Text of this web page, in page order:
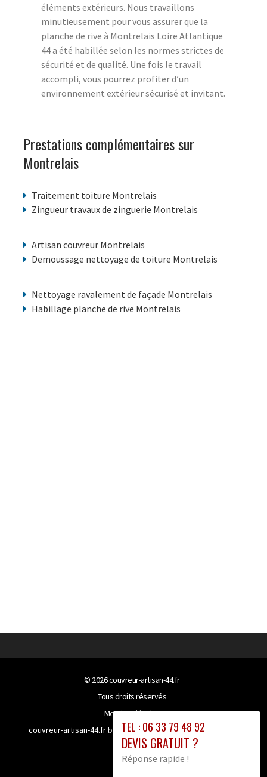
éléments extérieurs. Nous travaillons
minutieusement pour vous assurer que la
planche de rive à Montrelais Loire Atlantique
44 a été habillée selon les normes strictes de
sécurité et de qualité. Une fois le travail
accompli, vous pourrez profiter d’un
environnement extérieur sécurisé et invitant.
Prestations complémentaires sur
Montrelais
Traitement toiture Montrelais
Zingueur travaux de zinguerie Montrelais
Artisan couvreur Montrelais
Demoussage nettoyage de toiture Montrelais
Nettoyage ravalement de façade Montrelais
Habillage planche de rive Montrelais
TEL : 06 33 79 48 92
DEVIS GRATUIT ?
Réponse rapide !
© 2026couvreur-artisan-44.fr
Tous droits réservés
Mentions légales
couvreur-artisan-44.fr bénéficie de la technologie
site proxy